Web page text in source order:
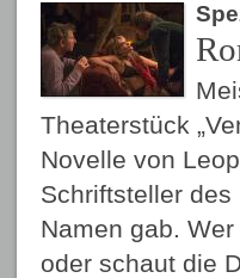
Theaterstück
Novelle von
Schriftsteller
Namen gab.
oder schaut die